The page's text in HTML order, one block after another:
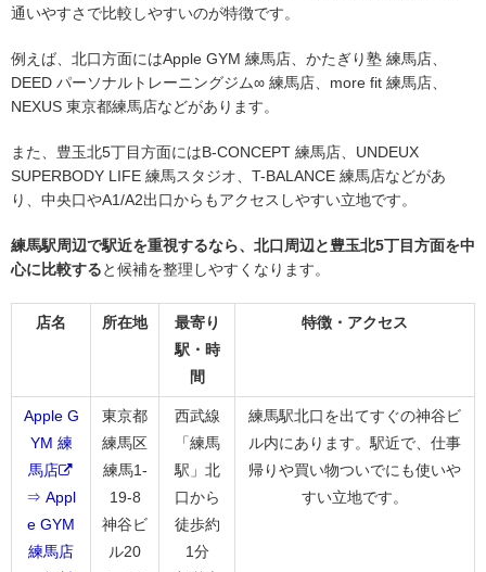
通いやすさで比較しやすいのが特徴です。
例えば、北口方面にはApple GYM 練馬店、かたぎり塾 練馬店、
DEED パーソナルトレーニングジム∞ 練馬店、more fit 練馬店、
NEXUS 東京都練馬店などがあります。
また、豊玉北5丁目方面にはB-CONCEPT 練馬店、UNDEUX
SUPERBODY LIFE 練馬スタジオ、T-BALANCE 練馬店などがあ
り、中央口やA1/A2出口からもアクセスしやすい立地です。
練馬駅周辺で駅近を重視するなら、北口周辺と豊玉北5丁目方面を中
心に比較すると候補を整理しやすくなります。
店名 所在地
最寄り
駅・時
間
特徴・アクセス
Apple G
YM 練
馬店
⇒ Appl
e GYM
練馬店
東京都
練馬区
練馬1-
19-8
神谷ビ
ル20
西武線
「練馬
駅」北
口から
徒歩約
1分
練馬駅北口を出てすぐの神谷ビ
ル内にあります。駅近で、仕事
帰りや買い物ついでにも使いや
すい立地です。